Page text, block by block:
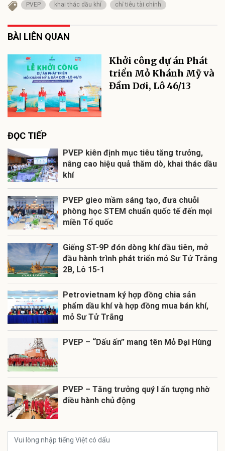
PVEP khai thác dầu khí chỉ tiêu tài chính
BÀI LIÊN QUAN
Khởi công dự án Phát
triển Mỏ Khánh Mỹ và
Đầm Dơi, Lô 46/13
ĐỌC TIẾP
PVEP kiên định mục tiêu tăng trưởng,
nâng cao hiệu quả thăm dò, khai thác dầu
khí
PVEP gieo mầm sáng tạo, đưa chuỗi
phòng học STEM chuẩn quốc tế đến mọi
miền Tổ quốc
Giếng ST-9P đón dòng khí đầu tiên, mở
đầu hành trình phát triển mỏ Sư Tử Trắng
2B, Lô 15-1
Petrovietnam ký hợp đồng chia sản
phẩm dầu khí và hợp đồng mua bán khí,
mỏ Sư Tử Trắng
PVEP – “Dấu ấn” mang tên Mỏ Đại Hùng
PVEP – Tăng trưởng quý I ấn tượng nhờ
điều hành chủ động